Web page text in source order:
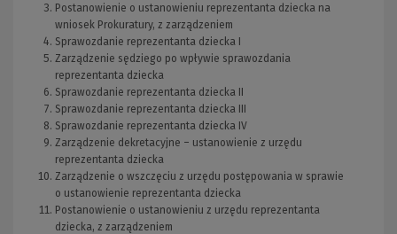
Postanowienie o ustanowieniu reprezentanta dziecka na
wniosek Prokuratury, z zarządzeniem
Sprawozdanie reprezentanta dziecka I
Zarządzenie sędziego po wpływie sprawozdania
reprezentanta dziecka
Sprawozdanie reprezentanta dziecka II
Sprawozdanie reprezentanta dziecka III
Sprawozdanie reprezentanta dziecka IV
Zarządzenie dekretacyjne – ustanowienie z urzędu
reprezentanta dziecka
Zarządzenie o wszczęciu z urzędu postępowania w sprawie
o ustanowienie reprezentanta dziecka
Postanowienie o ustanowieniu z urzędu reprezentanta
dziecka, z zarządzeniem